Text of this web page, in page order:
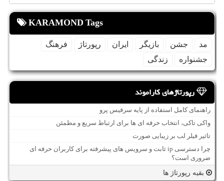
KARAMOND Tags
مد جشن بازیگر ایران رپورتاژ
فرهنگ
جشنواره
زندگی
رپورتاژهای کاراموند
راهنمای کامل استفاده از پایه سرفیس پرو
واکی تاکی، انتخاب حرفه ای ها برای ارتباط سریع و مطمئن
تاثیر فیلر لب بر زیبایی صورت
چرا دسترسی ip ثابت و سرویس های پیشرفته برای کاربران حرفه ای
ضروری است؟
بقیه رپورتاژ ها